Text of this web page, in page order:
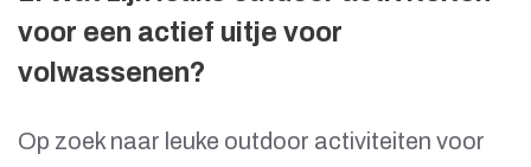
voor een actief uitje voor
volwassenen?
Op zoek naar leuke outdoor activiteiten voor